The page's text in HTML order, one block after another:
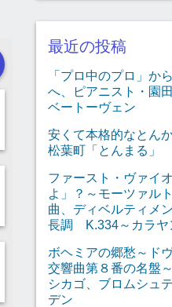
最近の投稿
「プロ中のプロ」か
へ、ピアニスト・園
ベートーヴェン
安くて本格的なとん
松葉町「とんまる」
ファースト・ヴァイ
よ」？～モーツァル
曲、ディベルティメ
長調 K.334～カラヤ
ボヘミアの郷愁～ド
交響曲第８番の名盤
シカゴ、ブロムシュ
デン